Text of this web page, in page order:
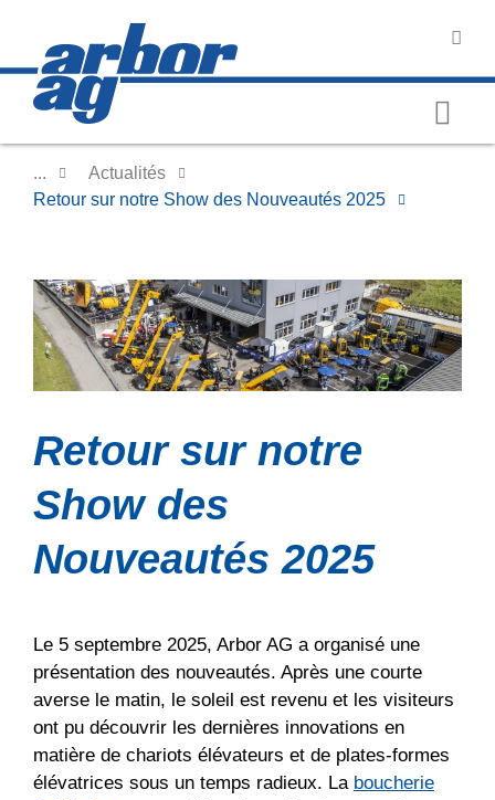
...
Actualités
Retour sur notre Show des Nouveautés 2025
Retour sur notre
Show des
Nouveautés 2025
Le 5 septembre 2025, Arbor AG a organisé une
présentation des nouveautés. Après une courte
averse le matin, le soleil est revenu et les visiteurs
ont pu découvrir les dernières innovations en
matière de chariots élévateurs et de plates-formes
élévatrices sous un temps radieux. La boucherie